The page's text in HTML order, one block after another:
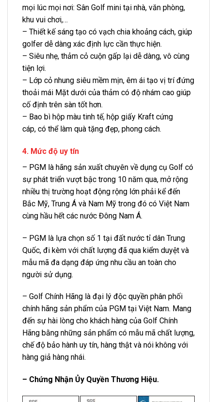
mọi lúc mọi nơi: Sân Golf mini tại nhà, văn phòng,
khu vui chơi,…
– Thiết kế sáng tạo có vạch chia khoảng cách, giúp
golfer dễ dàng xác định lực cần thực hiện.
– Siêu nhẹ, thảm cỏ cuộn gấp lại dễ dàng, vô cùng
tiện lợi.
– Lớp cỏ nhung siêu mềm mịn, êm ái tạo vị trí đứng
thoải mái Mặt dưới của thảm có độ nhám cao giúp
cố định trên sàn tốt hơn.
– Bao bì hộp màu tinh tế, hộp giấy Kraft cứng
cáp, có thể làm quà tặng đẹp, phong cách.
4. Mức độ uy tín
– PGM là hãng sản xuất chuyên về dụng cụ Golf có
sự phát triển vượt bậc trong 10 năm qua, mở rộng
nhiều thị trường hoạt động rộng lớn phải kể đến
Bắc Mỹ, Trung Á và Nam Mỹ trong đó có Việt Nam
cùng hầu hết các nước Đông Nam Á.
– PGM là lựa chọn số 1 tại đất nước tỉ dân Trung
Quốc, đi kèm với chất lượng đã qua kiểm duyệt và
mẫu mã đa dạng đáp ứng nhu cầu an toàn cho
người sử dụng.
– Golf Chính Hãng là đại lý độc quyền phân phối
chính hãng sản phẩm của PGM tại Việt Nam. Mang
đến sự hài lòng cho khách hàng của Golf Chính
Hãng bằng những sản phẩm có mẫu mã chất lượng,
chế độ bảo hành uy tín, hàng thật và nói không với
hàng giả hàng nhái.
– Chứng Nhận Ủy Quyền Thương Hiệu.